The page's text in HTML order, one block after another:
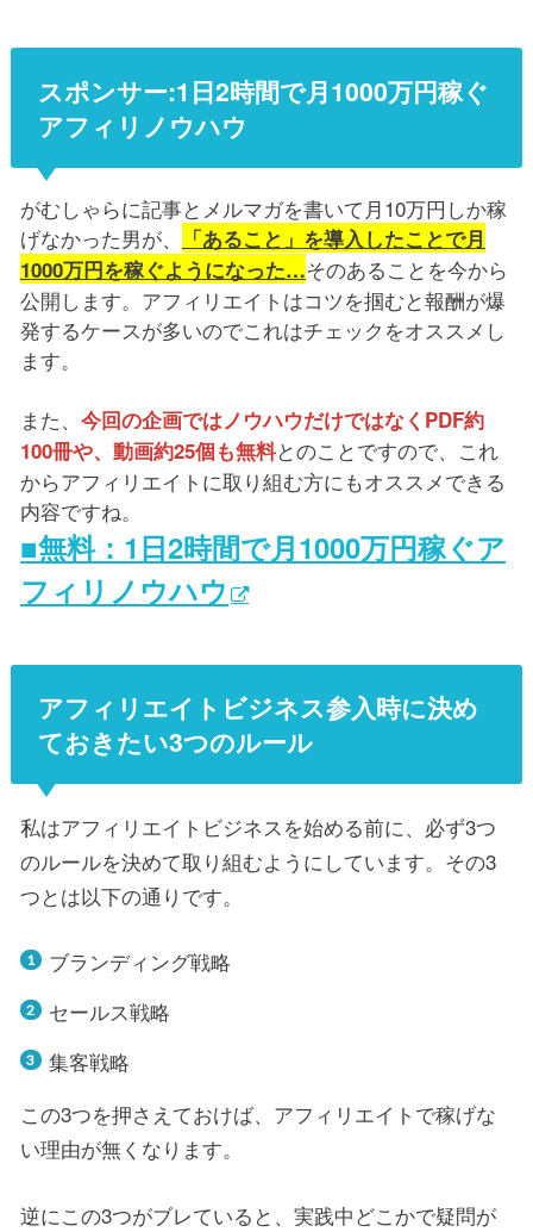
スポンサー:1日2時間で月1000万円稼ぐ
アフィリノウハウ
がむしゃらに記事とメルマガを書いて月10万円しか稼
げなかった男が、
「あること」を導入したことで月
1000万円を稼ぐようになった…そのあることを今から
公開します。アフィリエイトはコツを掴むと報酬が爆
発するケースが多いのでこれはチェックをオススメし
ます。
また、 今回の企画ではノウハウだけではなくPDF約
100冊や、動画約25個も無料とのことですので、これ
からアフィリエイトに取り組む方にもオススメできる
内容ですね。
■無料：1日2時間で月1000万円稼ぐア
フィリノウハウ
アフィリエイトビジネス参入時に決め
ておきたい3つのルール
私はアフィリエイトビジネスを始める前に、必ず3つ
のルールを決めて取り組むようにしています。その3
つとは以下の通りです。
ブランディング戦略
セールス戦略
集客戦略
この3つを押さえておけば、アフィリエイトで稼げな
い理由が無くなります。
逆にこの3つがブレていると、実践中どこかで疑問が